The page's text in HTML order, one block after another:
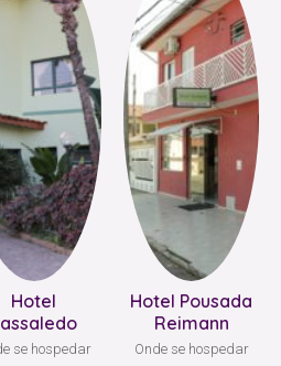
Hotel
se hospedar
Hotel Pousada
Reimann
Onde se hospedar